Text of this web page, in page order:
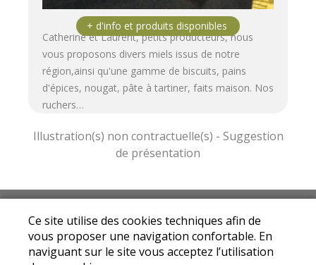
Catherine et Laurent, petits producteurs, nous
vous proposons divers miels issus de notre
région,ainsi qu'une gamme de biscuits, pains
d'épices, nougat, pâte à tartiner, faits maison. Nos
ruchers…
Conditions Générales de
Ventes|Protection des données personnelles
© Copyright 2025 - Drive fermier Avallon - Tous
Ce site utilise des cookies techniques afin de
vous proposer une navigation confortable. En
naviguant sur le site vous acceptez l’utilisation